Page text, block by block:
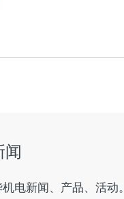
闻
电新闻、产品、活动。